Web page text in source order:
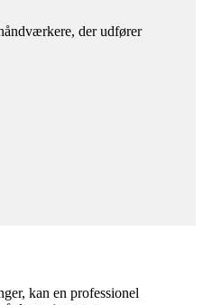
der udfører
kan en professionel